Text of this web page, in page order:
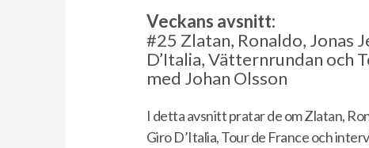
Veckans avsnitt:
#25 Zlatan, Ronaldo, Jonas
D’Italia, Vätternrundan och
med Johan Olsson
I detta avsnitt pratar de om Zlatan,
Giro D’Italia, Tour de France och